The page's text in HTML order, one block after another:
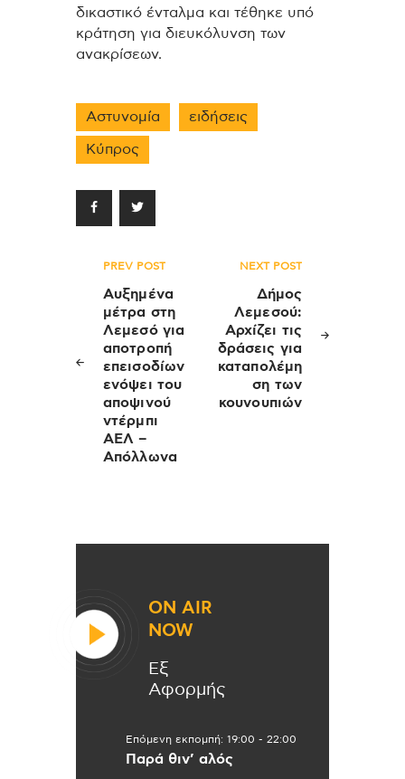
δικαστικό ένταλμα και τέθηκε υπό
κράτηση για διευκόλυνση των
ανακρίσεων.
Αστυνομία ειδήσεις
Κύπρος
Πλοήγηση
άρθρων
PREV POST
Αυξημένα
μέτρα στη
Λεμεσό για
αποτροπή
επεισοδίων
ενόψει του
αποψινού
ντέρμπι
ΑΕΛ –
Απόλλωνα
NEXT POST
Δήμος
Λεμεσού:
Αρχίζει τις
δράσεις για
καταπολέμη
ση των
κουνουπιών
ON AIR
NOW
Εξ
Αφορμής
Επόμενη εκπομπή: 19:00 - 22:00
Παρά θιν’ αλός